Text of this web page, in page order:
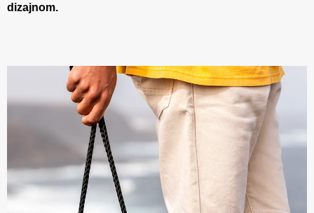
dizajnom.